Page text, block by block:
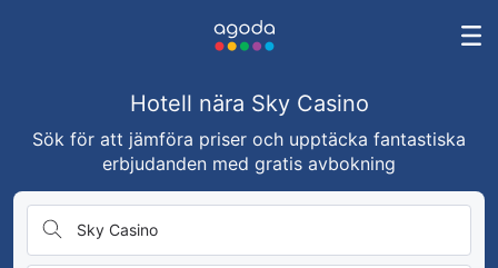
Hotell nära Sky Casino
Sök för att jämföra priser och upptäcka fantastiska
erbjudanden med gratis avbokning
Sky Casino